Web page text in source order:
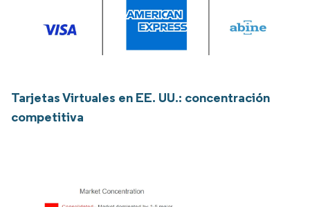
Tarjetas Virtuales en EE. UU.: concentración
competitiva